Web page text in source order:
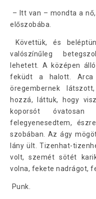
– Itt van – mondta a
előszobába.
Követtük, és
valószínűleg
lehetett. A középen
feküdt a halott. Arca
öregembernek
hozzá, láttuk, hogy
koporsót
felegyenesedtem,
szobában. Az ágy
lány ült. Tizenhat-
volt, szemét sötét
volna, fekete nadrágot,
Punk.